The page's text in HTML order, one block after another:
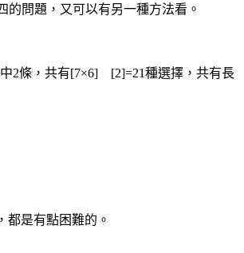
問題，又可以有另一種方法看。
2條，共有[7×6] [2]=21種選擇，共有長
是有點困難的。